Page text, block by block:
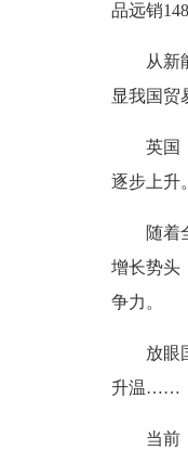
品远销
从新
显我国贸
英国
逐步上升
随着
增长势头
争力。
放眼
升温……
当前